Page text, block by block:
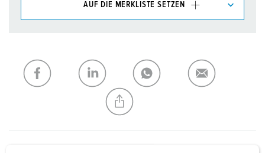
AUF DIE MERKLISTE SETZEN
Meine Liste (0) HINZUFÜGEN
NEUE LISTE ERSTELLEN